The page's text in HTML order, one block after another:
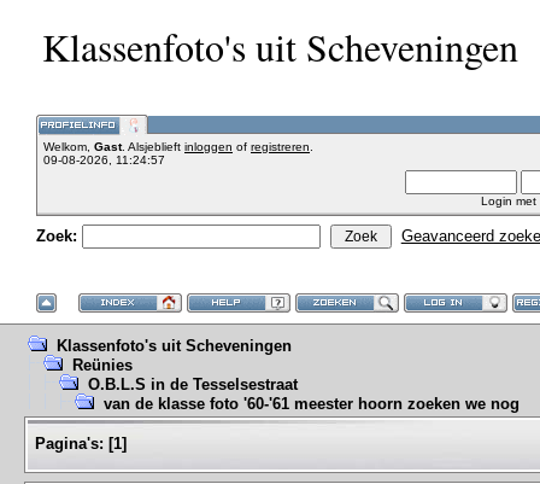
Klassenfoto's uit Scheveningen
Welkom, Gast. Alsjeblieft inloggen of registreren
09-08-2026, 11:24:57
Login met
Zoek: Geavanceerd
Klassenfoto's uit Scheveningen
Reünies
O.B.L.S in de Tesselsestraat
van de klasse foto '60-'61 meester hoorn zoeken we nog
Pagina's: [1]